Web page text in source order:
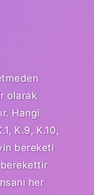
olarak
Hangi
K.9, K.10,
bereketi
berekettir
her